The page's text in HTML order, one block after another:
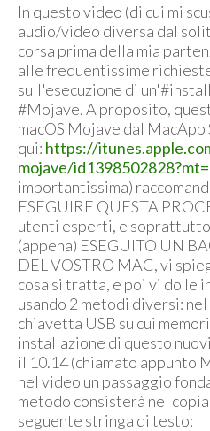
In questo video (di cui mi
audio/video diversa dal
corsa prima della mia
alle frequentissime
sull'esecuzione di
#Mojave. A proposito,
macOS Mojave dal MacApp
qui: https://
mojave/
importantissima)
ESEGUIRE QUESTA
utenti esperti, e
(appena) ESEGUITO UN
DEL VOSTRO MAC, vi
cosa si tratta, e poi vi do le
usando 2 metodi diversi:
chiavetta USB su cui
installazione di questo
il 10.14 (chiamato appunto
nel video un passaggio
metodo consisterà nel
seguente stringa di testo: